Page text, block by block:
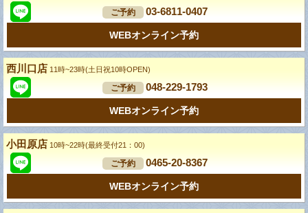
ご予約 03-6811-0407
WEBオンライン予約
西川口店 11時~23時(土日祝10時OPEN)
ご予約 048-229-1793
WEBオンライン予約
小田原店 10時~22時(最終受付21：00)
ご予約 0465-20-8367
WEBオンライン予約